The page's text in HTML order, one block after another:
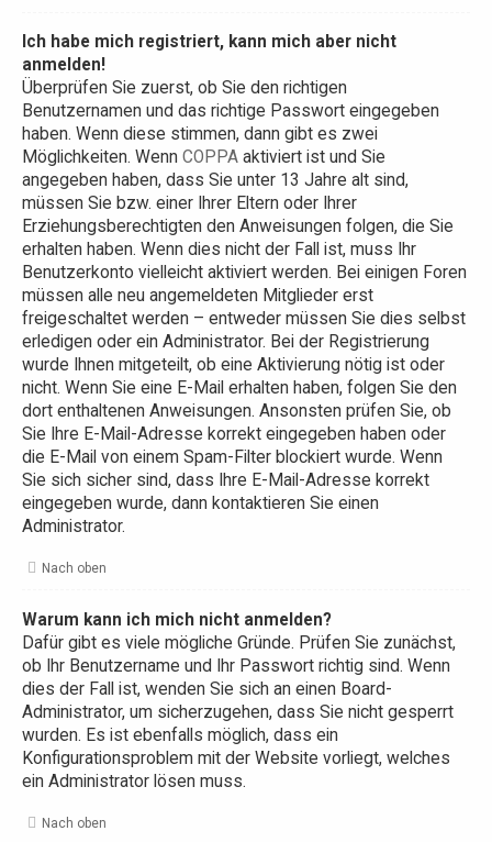
Ich habe mich registriert, kann mich aber nicht
anmelden!
Überprüfen Sie zuerst, ob Sie den richtigen
Benutzernamen und das richtige Passwort eingegeben
haben. Wenn diese stimmen, dann gibt es zwei
Möglichkeiten. Wenn COPPA aktiviert ist und Sie
angegeben haben, dass Sie unter 13 Jahre alt sind,
müssen Sie bzw. einer Ihrer Eltern oder Ihrer
Erziehungsberechtigten den Anweisungen folgen, die Sie
erhalten haben. Wenn dies nicht der Fall ist, muss Ihr
Benutzerkonto vielleicht aktiviert werden. Bei einigen Foren
müssen alle neu angemeldeten Mitglieder erst
freigeschaltet werden – entweder müssen Sie dies selbst
erledigen oder ein Administrator. Bei der Registrierung
wurde Ihnen mitgeteilt, ob eine Aktivierung nötig ist oder
nicht. Wenn Sie eine E-Mail erhalten haben, folgen Sie den
dort enthaltenen Anweisungen. Ansonsten prüfen Sie, ob
Sie Ihre E-Mail-Adresse korrekt eingegeben haben oder
die E-Mail von einem Spam-Filter blockiert wurde. Wenn
Sie sich sicher sind, dass Ihre E-Mail-Adresse korrekt
eingegeben wurde, dann kontaktieren Sie einen
Administrator.
Nach oben
Warum kann ich mich nicht anmelden?
Dafür gibt es viele mögliche Gründe. Prüfen Sie zunächst,
ob Ihr Benutzername und Ihr Passwort richtig sind. Wenn
dies der Fall ist, wenden Sie sich an einen Board-
Administrator, um sicherzugehen, dass Sie nicht gesperrt
wurden. Es ist ebenfalls möglich, dass ein
Konfigurationsproblem mit der Website vorliegt, welches
ein Administrator lösen muss.
Nach oben